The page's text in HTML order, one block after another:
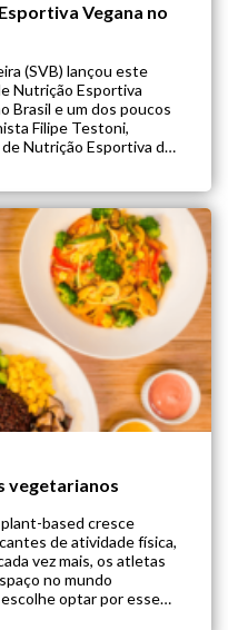
Vegana no
(SVB) lançou este
Nutrição Esportiva
Brasil e um dos poucos
Filipe Testoni,
Nutrição Esportiva da
vegetarianos
based cresce
de atividade física,
vez mais, os atletas
no mundo
optar por esse